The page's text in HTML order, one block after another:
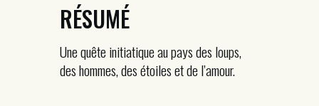
RÉSUMÉ
Une quête initiatique au pays des loups,
des hommes, des étoiles et de l’amour.